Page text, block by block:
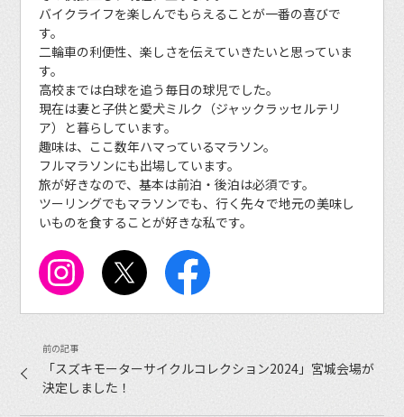
バイクライフを楽しんでもらえることが一番の喜びで
す。
二輪車の利便性、楽しさを伝えていきたいと思っていま
す。
高校までは白球を追う毎日の球児でした。
現在は妻と子供と愛犬ミルク（ジャックラッセルテリ
ア）と暮らしています。
趣味は、ここ数年ハマっているマラソン。
フルマラソンにも出場しています。
旅が好きなので、基本は前泊・後泊は必須です。
ツーリングでもマラソンでも、行く先々で地元の美味し
いものを食することが好きな私です。
「スズキモーターサイクルコレクション2024」宮城会場が
決定しました！